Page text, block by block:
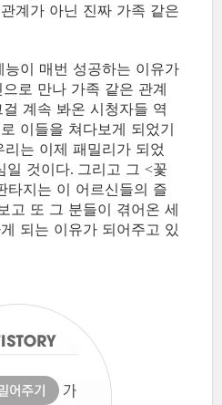
계가 아닌 진짜 가족 같은
능이 매번 성공하는 이유가
로 만나 가족 같은 관계
걸 계속 봐온 시청자들 역
이들을 쳐다보게 되었기
리는 이제 패밀리가 되었
일 것이다. 그리고 그 <꽃
타지는 이 어르신들의 즐
고 또 그 분들이 겪어온 세
되는 이유가 되어주고 있